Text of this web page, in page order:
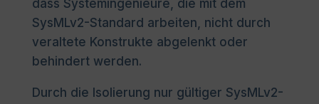
dass Systemingenieure, die mit dem
SysMLv2-Standard arbeiten, nicht durch
veraltete Konstrukte abgelenkt oder
behindert werden.
Durch die Isolierung nur gültiger SysMLv2-